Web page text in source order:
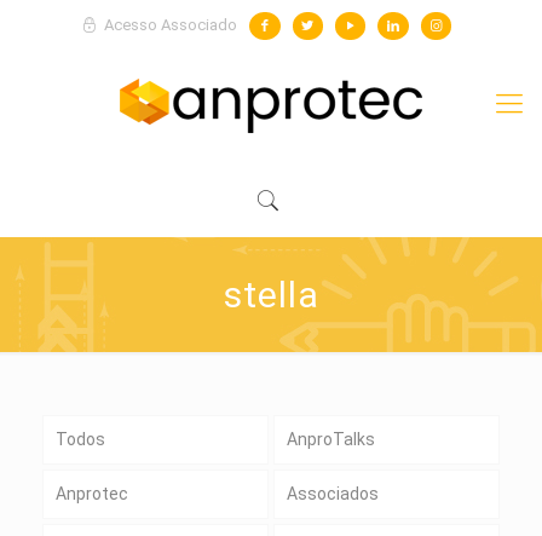
Acesso Associado
stella
Todos AnproTalks
Anprotec Associados